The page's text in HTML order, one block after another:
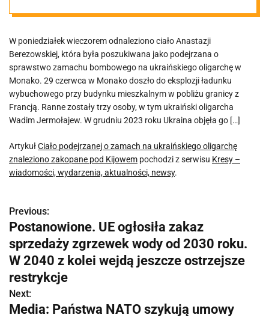
oligarchę
znaleziono
zakopane pod
Kijowem
W poniedziałek wieczorem odnaleziono ciało Anastazji
Berezowskiej, która była poszukiwana jako podejrzana o
sprawstwo zamachu bombowego na ukraińskiego oligarchę w
Monako. 29 czerwca w Monako doszło do eksplozji ładunku
wybuchowego przy budynku mieszkalnym w pobliżu granicy z
Francją. Ranne zostały trzy osoby, w tym ukraiński oligarcha
Wadim Jermołajew. W grudniu 2023 roku Ukraina objęła go […]
ArtykułCiało podejrzanej o zamach na ukraińskiego oligarchę
znaleziono zakopane pod Kijowem pochodzi z serwisu Kresy –
wiadomości, wydarzenia, aktualności, newsy.
N
a
w
i
g
Previous:
Postanowione. UE ogłosiła zakaz
sprzedaży zgrzewek wody od 2030 roku.
W 2040 z kolei wejdą jeszcze ostrzejsze
restrykcje
Next:
Media: Państwa NATO szykują umowy